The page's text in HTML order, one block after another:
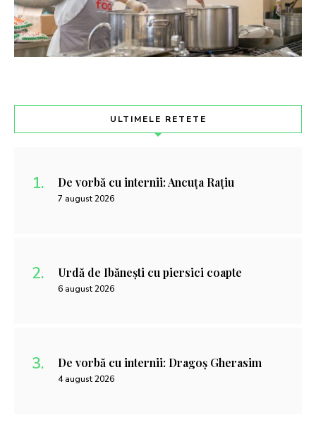
ULTIMELE RETETE
De vorbă cu internii: Ancuța Rațiu
7 august 2026
Urdă de Ibănești cu piersici coapte
6 august 2026
De vorbă cu internii: Dragoș Gherasim
4 august 2026